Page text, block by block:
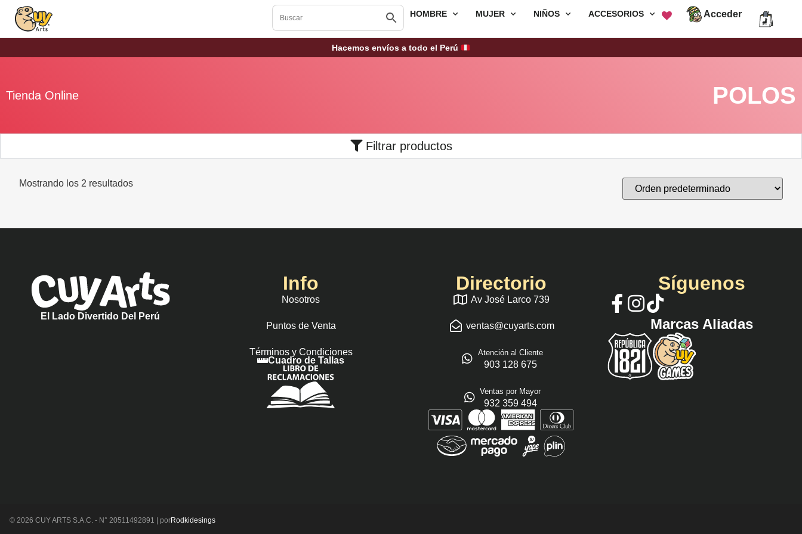
HOMBRE MUJER NIÑOS ACCESORIOS Acceder
Hacemos envíos a todo el Perú
Tienda Online POLOS
Filtrar productos
Mostrando los 2 resultados
El Lado Divertido Del Perú
Info
Nosotros
Puntos de Venta
Términos y Condiciones
Cuadro de Tallas
Directorio
Av José Larco 739
ventas@cuyarts.com
Atención al Cliente
903 128 675
Ventas por Mayor
932 359 494
Síguenos
Marcas Aliadas
© 2026 CUY ARTS S.A.C. - N° 20511492891 | porRodkidesings